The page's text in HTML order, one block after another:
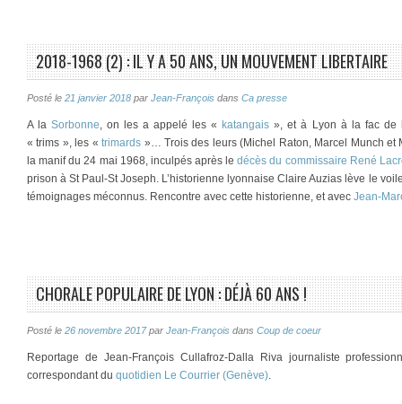
2018-1968 (2) : IL Y A 50 ANS, UN MOUVEMENT LIBERTAIRE
Posté le 21 janvier 2018 par Jean-François dans Ca presse
A laSorbonne, on les a appelé les « katangais », et à Lyon à la fac de
« trims », les «trimards »… Trois des leurs (Michel Raton, Marcel Munch et
la manif du 24 mai 1968, inculpés après ledécès du commissaire René
prison à St Paul-St Joseph. L’historienne lyonnaise Claire Auzias lève le
témoignages méconnus. Rencontre avec cette historienne, et avec Jean-
CHORALE POPULAIRE DE LYON : DÉJÀ 60 ANS !
Posté le 26 novembre 2017 par Jean-François dans Coup de coeur
Reportage de Jean-François Cullafroz-Dalla Riva journaliste
correspondant du quotidien Le Courrier (Genève).